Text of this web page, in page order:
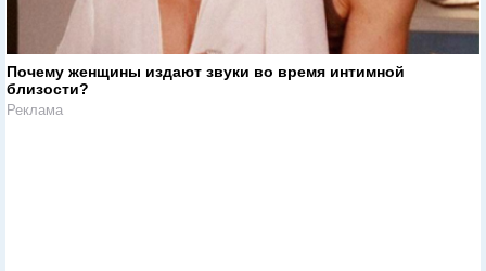
Почему женщины издают звуки во время интимной
близости?
Реклама